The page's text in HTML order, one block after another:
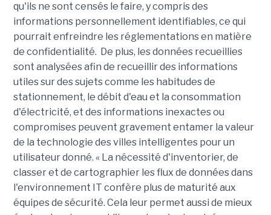
qu'ils ne sont censés le faire, y compris des
informations personnellement identifiables, ce qui
pourrait enfreindre les réglementations en matière
de confidentialité. De plus, les données recueillies
sont analysées afin de recueillir des informations
utiles sur des sujets comme les habitudes de
stationnement, le débit d'eau et la consommation
d'électricité, et des informations inexactes ou
compromises peuvent gravement entamer la valeur
de la technologie des villes intelligentes pour un
utilisateur donné. « La nécessité d'inventorier, de
classer et de cartographier les flux de données dans
l'environnement IT confère plus de maturité aux
équipes de sécurité. Cela leur permet aussi de mieux